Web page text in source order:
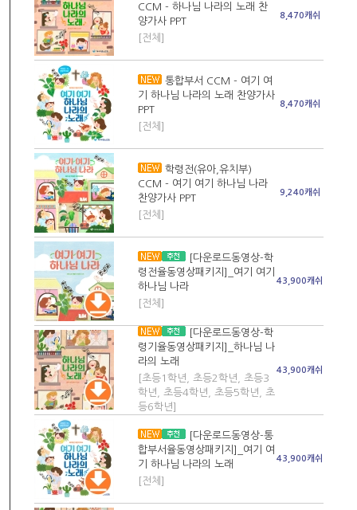
CCM - 하나님 나라의 노래 찬
양가사 PPT
[전체]
8,470캐쉬
통합부서 CCM - 여기 여
기 하나님 나라의 노래 찬양가사
PPT
[전체]
8,470캐쉬
학령전(유아,유치부)
CCM - 여기 여기 하나님 나라
찬양가사 PPT
[전체]
9,240캐쉬
[다운로드동영상-학
령전율동영상패키지]_여기 여기
하나님 나라
[전체]
43,900캐쉬
[다운로드동영상-학
령기율동영상패키지]_하나님 나
라의 노래
[초등1학년, 초등2학년, 초등3
학년, 초등4학년, 초등5학년, 초
등6학년]
43,900캐쉬
[다운로드동영상-통
합부서율동영상패키지]_여기 여
기 하나님 나라의 노래
[전체]
43,900캐쉬